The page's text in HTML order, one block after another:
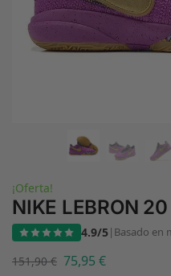
¡Oferta!
NIKE LEBRON 20
4.9/5| Basado en
151,90€ 75,95 €